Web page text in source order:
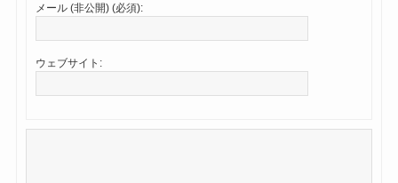
メール (非公開) (必須):
ウェブサイト: